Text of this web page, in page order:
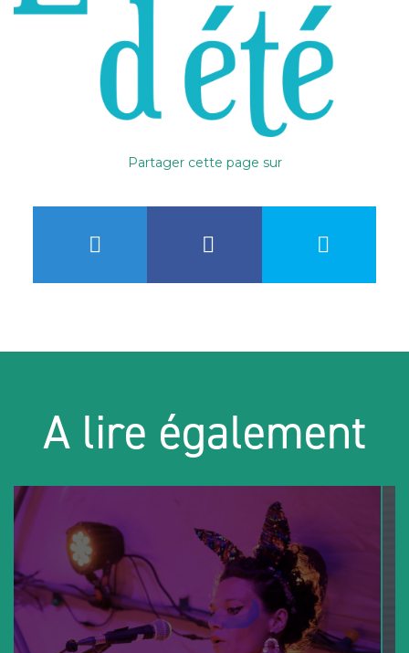
Partager cette page sur
A lire également